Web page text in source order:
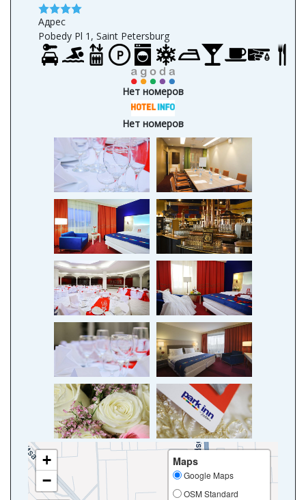
Адрес
Pobedy Pl 1, Saint Petersburg
Нет номеров
Нет номеров
+
−
Maps
Google Maps
OSM Standard